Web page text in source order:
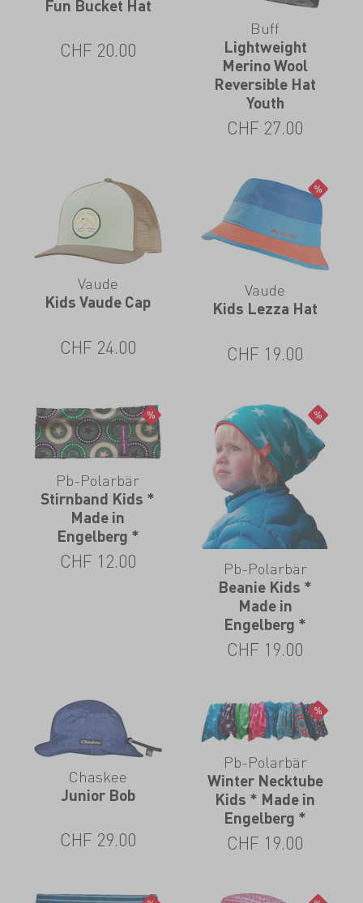
Fun Bucket Hat
CHF 20.00
Buff
Lightweight
Merino Wool
Reversible Hat
Youth
CHF 27.00
Vaude
Kids Vaude Cap
CHF 24.00
Vaude
Kids Lezza Hat
CHF 19.00
Pb-Polarbär
Stirnband Kids *
Made in
Engelberg *
CHF 12.00 Pb-Polarbär
Beanie Kids *
Made in
Engelberg *
CHF 19.00
Chaskee
Junior Bob
CHF 29.00
Pb-Polarbär
Winter Necktube
Kids * Made in
Engelberg *
CHF 19.00